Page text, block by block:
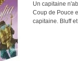
Un capitaine
Coup de Pouce
capitaine. Bluff